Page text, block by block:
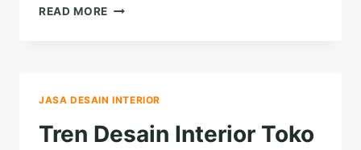
READ MORE KEMBALINYA
MODERN
JASA DESAIN INTERIOR
Tren Desain Interior Toko